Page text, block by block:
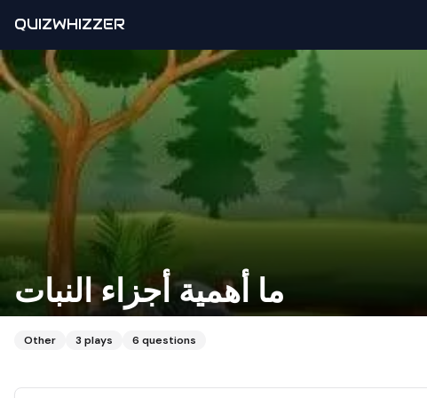
QUIZWHIZZER
ما أهمية أجزاء النبات
Other 3 plays 6 questions